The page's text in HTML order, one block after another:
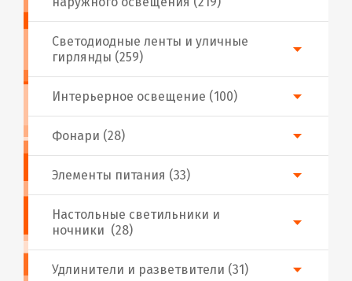
Фонари (28)
Настольные светильники и
ночники (28)
Интерьерное освещение (100)
Светодиодные ленты и уличные
гирлянды (259)
Удлинители и разветвители (31)
Элементы питания (33)